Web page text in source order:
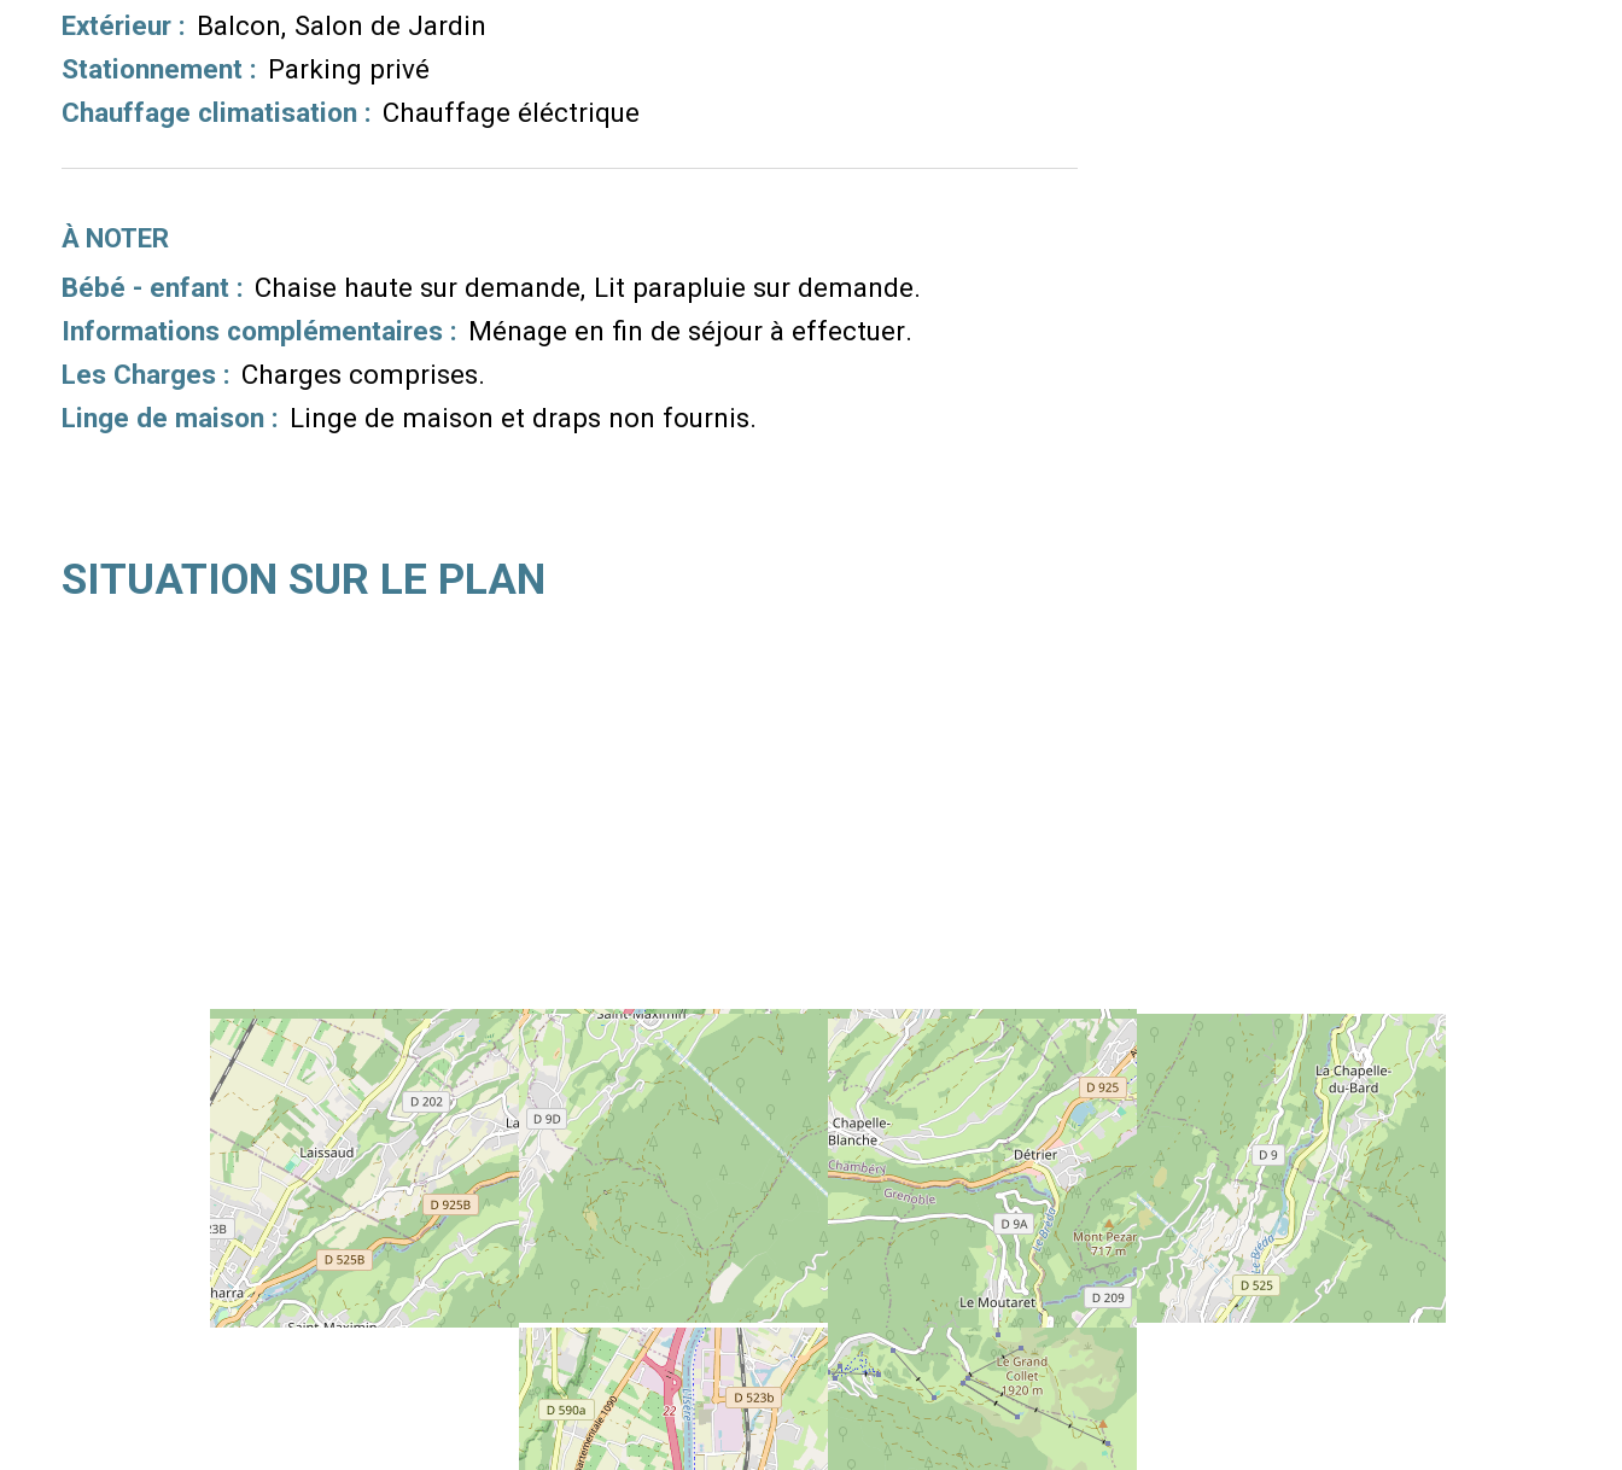
Extérieur : Balcon Salon de Jardin
Stationnement : Parking privé
Chauffage climatisation : Chauffage éléctrique
À NOTER
Bébé - enfant : Chaise haute sur demande Lit parapluie sur demande
Informations complémentaires : Ménage en fin de séjour à effectuer
Les Charges : Charges comprises
Linge de maison : Linge de maison et draps non fournis
SITUATION SUR LE PLAN